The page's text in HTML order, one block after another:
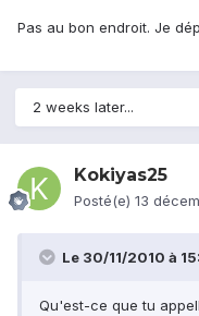
Pas au bon endroit. Je
2 weeks later...
Kokiyas25
Posté(e) 13
Le 30/11/2010 à
Qu'est-ce que tu